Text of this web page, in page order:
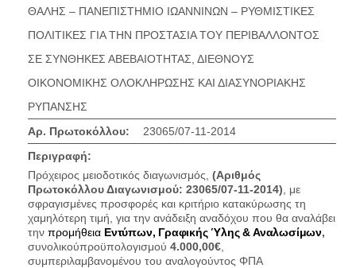
ΘΑΛΗΣ – ΠΑΝΕΠΙΣΤΗΜΙΟ ΙΩΑΝΝΙΝΩΝ – ΡΥΘΜΙΣΤΙΚΕΣ
ΠΟΛΙΤΙΚΕΣ ΓΙΑ ΤΗΝ ΠΡΟΣΤΑΣΙΑ ΤΟΥ ΠΕΡΙΒΑΛΛΟΝΤΟΣ
ΣΕ ΣΥΝΘΗΚΕΣ ΑΒΕΒΑΙΟΤΗΤΑΣ, ΔΙΕΘΝΟΥΣ
ΟΙΚΟΝΟΜΙΚΗΣ ΟΛΟΚΛΗΡΩΣΗΣ ΚΑΙ ΔΙΑΣΥΝΟΡΙΑΚΗΣ
ΡΥΠΑΝΣΗΣ
Αρ. Πρωτοκόλλου:
23065/07-11-2014
Περιγραφή:
Πρόχειρος μειοδοτικός διαγωνισμός, (Αριθμός
Πρωτοκόλλου Διαγωνισμού: 23065/07-11-2014) , με
σφραγισμένες προσφορές και κριτήριο κατακύρωσης τη
χαμηλότερη τιμή, για την ανάδειξη αναδόχου που θα αναλάβει
την προμήθεια Εντύπων, Γραφικής Ύλης & Αναλωσίμων,
συνολικούπροϋπολογισμού 4.000,00€
συμπεριλαμβανομένου του αναλογούντος ΦΠΑ